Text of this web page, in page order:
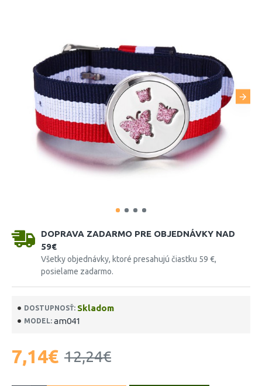
DOPRAVA ZADARMO PRE OBJEDNÁVKY NAD
59€
Všetky objednávky, ktoré presahujú čiastku 59 €,
posielame zadarmo.
DOSTUPNOSŤ: Skladom
MODEL: am041
7,14€ 12,24€